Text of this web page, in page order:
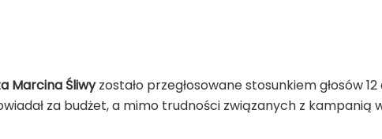
Marcina Śliwyzostało przegłosowane stosunkiem głosów
za budżet, a mimo trudności związanych z kampanią